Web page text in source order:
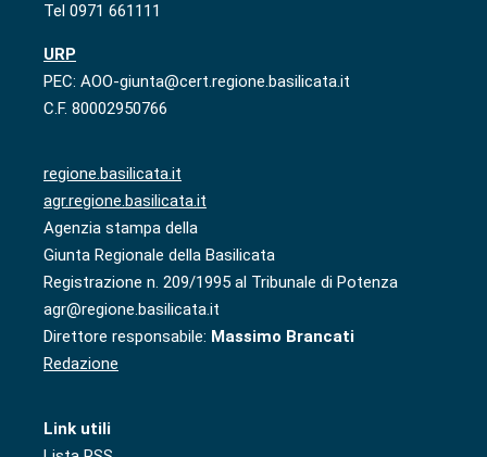
Tel 0971 661111
URP
PEC: AOO-giunta@cert.regione.basilicata.it
C.F. 80002950766
regione.basilicata.it
agr.regione.basilicata.it
Agenzia stampa della
Giunta Regionale della Basilicata
Registrazione n. 209/1995 al Tribunale di Potenza
agr@regione.basilicata.it
Direttore responsabile: Massimo Brancati
Redazione
Link utili